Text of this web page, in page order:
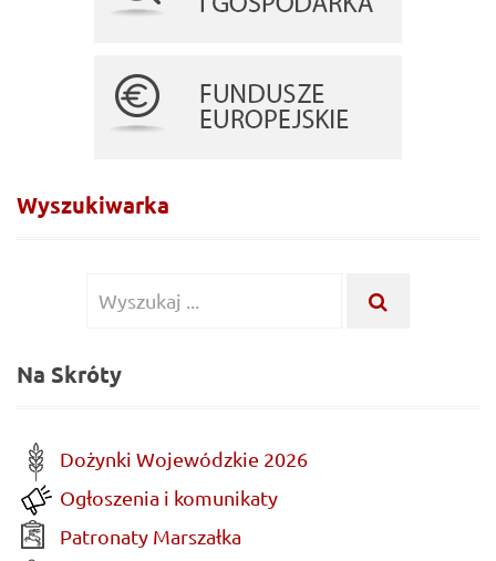
Wyszukiwarka
Wyszukiwanie
Na Skróty
Dożynki Wojewódzkie 2026
Ogłoszenia i komunikaty
Patronaty Marszałka